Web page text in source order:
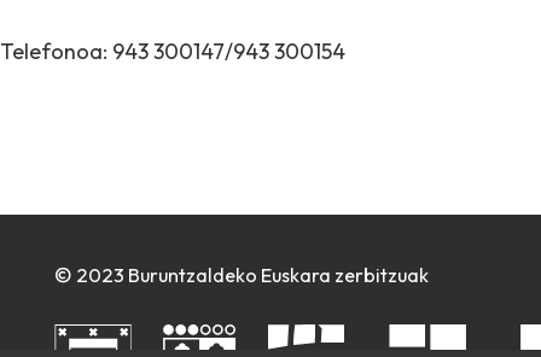
Telefonoa: 943 300147/943 300154
© 2023 Buruntzaldeko Euskara zerbitzuak